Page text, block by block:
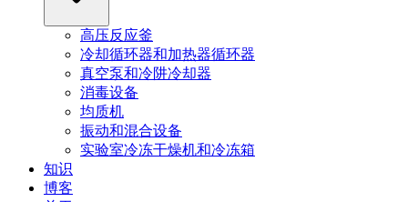
高压反应釜
冷却循环器和加热器循环器
真空泵和冷阱冷却器
消毒设备
均质机
振动和混合设备
实验室冷冻干燥机和冷冻箱
知识
博客